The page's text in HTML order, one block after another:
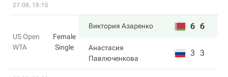
27.08, 18:15
US Open
WTA
Female
Single
Виктория Азаренко 6 6
Анастасия
Павлюченкова
3 3